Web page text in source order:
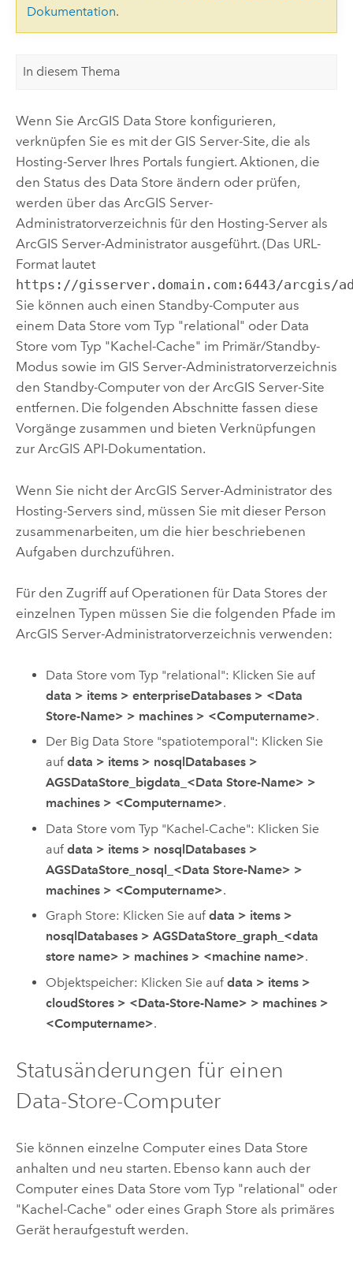
Dokumentation.
In diesem Thema
Wenn Sie ArcGIS Data Store konfigurieren,
verknüpfen Sie es mit der GIS Server-Site, die als
Hosting-Server Ihres Portals fungiert. Aktionen, die
den Status des Data Store ändern oder prüfen,
werden über das ArcGIS Server-
Administratorverzeichnis für den Hosting-Server als
ArcGIS Server-Administrator ausgeführt. (Das URL-
Format lautet
https://gisserver.domain.com:6443/arcgis/
Sie können auch einen Standby-Computer aus
einem Data Store vom Typ "relational" oder Data
Store vom Typ "Kachel-Cache" im Primär/Standby-
Modus sowie im GIS Server-Administratorverzeichnis
den Standby-Computer von der ArcGIS Server-Site
entfernen. Die folgenden Abschnitte fassen diese
Vorgänge zusammen und bieten Verknüpfungen
zur ArcGIS API-Dokumentation.
Wenn Sie nicht der ArcGIS Server-Administrator des
Hosting-Servers sind, müssen Sie mit dieser Person
zusammenarbeiten, um die hier beschriebenen
Aufgaben durchzuführen.
Für den Zugriff auf Operationen für Data Stores der
einzelnen Typen müssen Sie die folgenden Pfade im
ArcGIS Server-Administratorverzeichnis verwenden:
Data Store vom Typ "relational": Klicken Sie auf
data > items > enterpriseDatabases > <Data
Store-Name> > machines > <Computername>.
Der Big Data Store "spatiotemporal": Klicken Sie
aufdata > items > nosqlDatabases >
AGSDataStore_bigdata_<Data Store-Name> >
machines > <Computername>.
Data Store vom Typ "Kachel-Cache": Klicken Sie
aufdata > items > nosqlDatabases >
AGSDataStore_nosql_<Data Store-Name> >
machines > <Computername>.
Graph Store: Klicken Sie aufdata > items >
nosqlDatabases > AGSDataStore_graph_<data
store name> > machines > <machine name>.
Objektspeicher: Klicken Sie aufdata > items >
cloudStores > <Data-Store-Name> > machines >
<Computername>.
Statusänderungen für einen
Data-Store-Computer
Sie können einzelne Computer eines Data Store
anhalten und neu starten. Ebenso kann auch der
Computer eines Data Store vom Typ "relational" oder
"Kachel-Cache" oder eines Graph Store als primäres
Gerät heraufgestuft werden.